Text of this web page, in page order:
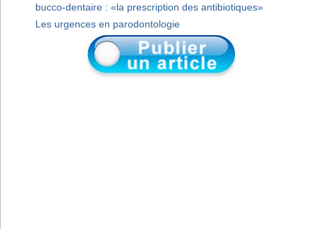
bucco-dentaire : «la prescription des antibiotiques»
Les urgences en parodontologie